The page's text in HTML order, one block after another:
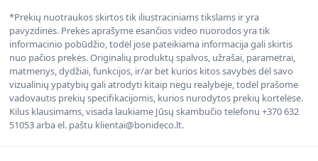
*Prekių nuotraukos skirtos tik iliustraciniams tikslams ir yra
pavyzdinės. Prekės aprašyme esančios video nuorodos yra tik
informacinio pobūdžio, todėl jose pateikiama informacija gali skirtis
nuo pačios prekės. Originalių produktų spalvos, užrašai, parametrai,
matmenys, dydžiai, funkcijos, ir/ar bet kurios kitos savybės dėl savo
vizualinių ypatybių gali atrodyti kitaip negu realybėje, todėl prašome
vadovautis prekių specifikacijomis, kurios nurodytos prekių kortelėse.
Kilus klausimams, visada laukiame Jūsų skambučio telefonu +370 632
51053 arba el. paštu klientai@bonideco.lt.